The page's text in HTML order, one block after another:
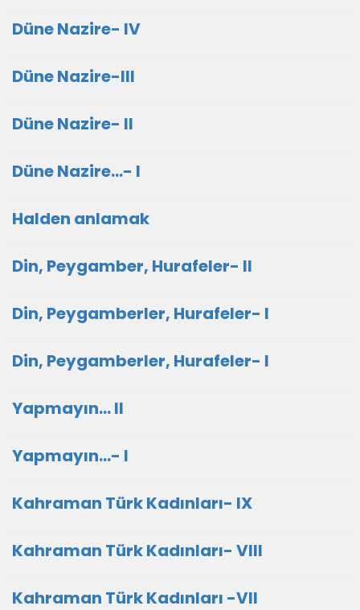
Düne Nazire- IV
Düne Nazire-III
Düne Nazire- II
Düne Nazire...- I
Halden anlamak
Din, Peygamber, Hurafeler- II
Din, Peygamberler, Hurafeler- I
Din, Peygamberler, Hurafeler- I
Yapmayın... II
Yapmayın...- I
Kahraman Türk Kadınları- IX
Kahraman Türk Kadınları- VIII
Kahraman Türk Kadınları -VII